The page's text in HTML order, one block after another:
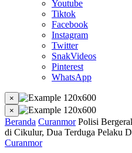
Youtube
Tiktok
Facebook
Instagram
Twitter
SnakVideos
Pinterest
WhatsApp
×
×
Beranda Curanmor Polisi
di Cikulur, Dua Terduga Pelaku
Curanmor